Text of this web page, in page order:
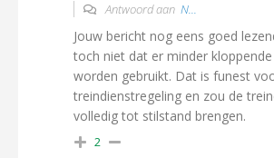
Antwoord aan N...
Jouw bericht nog eens goed
toch niet dat er minder
worden gebruikt. Dat is funest
treindienstregeling en zou de
volledig tot stilstand brengen.
2